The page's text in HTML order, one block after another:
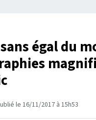
égal du
le 16/11/2017 à 15h53